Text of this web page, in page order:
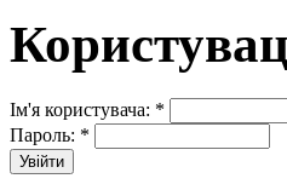
Ім'я користувача: *
Пароль: *